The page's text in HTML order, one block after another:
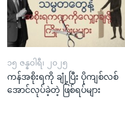
၁၅ ဇန္နဝါရီ၊ ၂၀၂၅
ကန်အစိုးရကို ချုံ့ပြီး ပိုကျစ်လစ်
အောင်လုပ်ခဲ့တဲ့ ဖြစ်ရပ်များ